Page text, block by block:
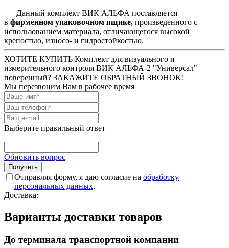
Данный комплект ВИК АЛЬФА поставляется
в фирменном упаковочном ящике, произведенного с
использованием материала, отличающегося высокой
крепостью, износо- и гидростойкостью.
ХОТИТЕ КУПИТЬ Комплект для визуального и
измерительного контроля ВИК АЛЬФА-2 "Универсал"
поверенный? ЗАКАЖИТЕ ОБРАТНЫЙ ЗВОНОК!
Мы перезвоним Вам в рабочее время
Выберите правильный ответ
Обновить вопрос
Отправляя форму, я даю согласие на обработку
персональных данных.
Доставка:
Варианты доставки товаров
До терминала транспортной компании